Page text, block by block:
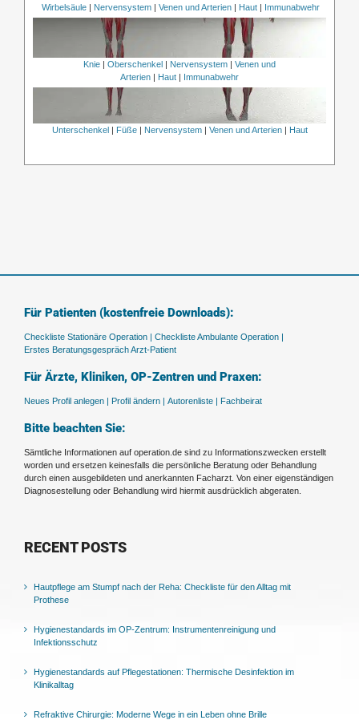
Wirbelsäule | Nervensystem | Venen und Arterien | Haut | Immunabwehr
Knie Oberschenkel Nervensystem
Venen und
Arterien
Haut Immunabwehr
Unterschenkel Füße| Nervensystem| Venen und Arterien| Haut
Für Patienten (kostenfreie Downloads):
Checkliste Stationäre Operation | Checkliste Ambulante Operation |
Erstes Beratungsgespräch Arzt-Patient
Für Ärzte, Kliniken, OP-Zentren und Praxen:
Neues Profil anlegen | Profil ändern | Autorenliste | Fachbeirat
Bitte beachten Sie:
Sämtliche Informationen auf operation.de sind zu Informationszwecken erstellt
worden und ersetzen keinesfalls die persönliche Beratung oder Behandlung
durch einen ausgebildeten und anerkannten Facharzt. Von einer eigenständigen
Diagnosestellung oder Behandlung wird hiermit ausdrücklich abgeraten.
RECENT POSTS
Hautpflege am Stumpf nach der Reha: Checkliste für den Alltag mit
Prothese
Hygienestandards im OP-Zentrum: Instrumentenreinigung und
Infektionsschutz
Hygienestandards auf Pflegestationen: Thermische Desinfektion im
Klinikalltag
Refraktive Chirurgie: Moderne Wege in ein Leben ohne Brille